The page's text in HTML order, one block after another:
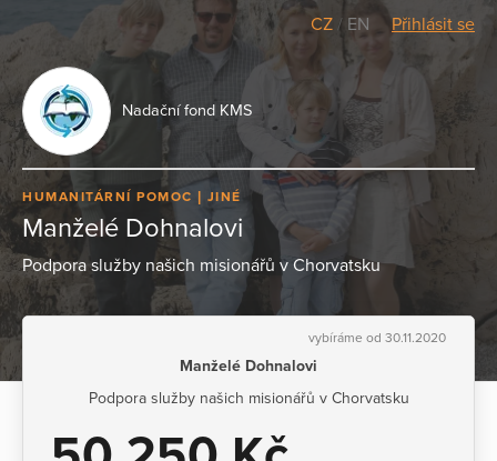
CZ / EN Přihlásit se
Nadační fond KMS
HUMANITÁRNÍ POMOC JINÉ
Manželé Dohnalovi
Podpora služby našich misionářů v Chorvatsku
vybíráme od 30.11.2020
Manželé Dohnalovi
Podpora služby našich misionářů v Chorvatsku